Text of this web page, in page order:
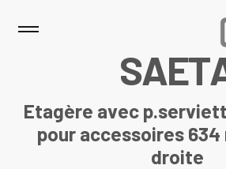
SAET
Etagère avec
pour accessoires
droite